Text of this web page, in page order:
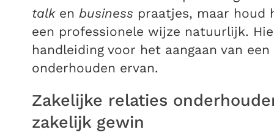
talken business praatjes, maar houd
een professionele wijze natuurlijk.
handleiding voor het aangaan van
onderhouden ervan.
Zakelijke relaties
zakelijk gewin